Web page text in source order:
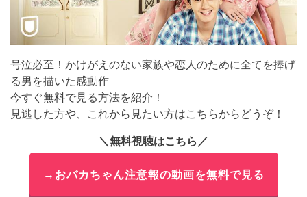
号泣必至！かけがえのない家族や恋人のために全てを捧げ
る男を描いた感動作
今すぐ無料で見る方法を紹介！
見逃した方や、これから見たい方はこちらからどうぞ！
＼無料視聴はこちら／
→おバカちゃん注意報の動画を無料で見る